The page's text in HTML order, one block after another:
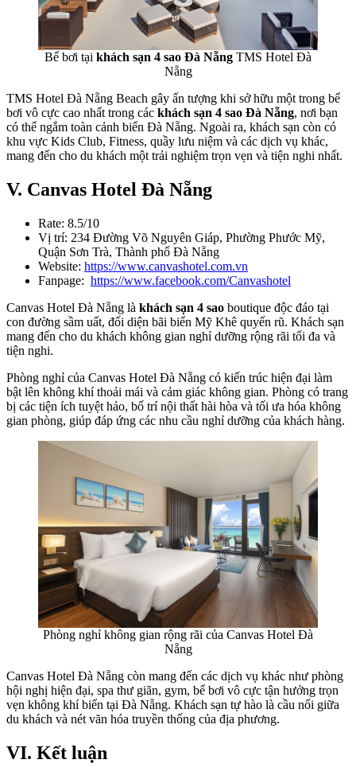
Bể bơi tại khách sạn 4 sao Đà Nẵng TMS Hotel Đà
Nẵng
TMS Hotel Đà Nẵng Beach gây ấn tượng khi sở hữu một trong bể
bơi vô cực cao nhất trong các khách sạn 4 sao Đà Nẵng, nơi bạn
có thể ngắm toàn cảnh biển Đà Nẵng. Ngoài ra, khách sạn còn có
khu vực Kids Club, Fitness, quầy lưu niệm và các dịch vụ khác,
mang đến cho du khách một trải nghiệm trọn vẹn và tiện nghi nhất.
V. Canvas Hotel Đà Nẵng
Rate: 8.5/10
Vị trí: 234 Đường Võ Nguyên Giáp, Phường Phước Mỹ,
Quận Sơn Trà, Thành phố Đà Nẵng
Website: https://www.canvashotel.com.vn
Fanpage: https://www.facebook.com/Canvashotel
Canvas Hotel Đà Nẵng là khách sạn 4 sao boutique độc đáo tại
con đường sầm uất, đối diện bãi biển Mỹ Khê quyến rũ. Khách sạn
mang đến cho du khách không gian nghỉ dưỡng rộng rãi tối đa và
tiện nghi.
Phòng nghỉ của Canvas Hotel Đà Nẵng có kiến trúc hiện đại làm
bật lên không khí thoải mái và cảm giác không gian. Phòng có trang
bị các tiện ích tuyệt hảo, bố trí nội thất hài hòa và tối ưa hóa không
gian phòng, giúp đáp ứng các nhu cầu nghỉ dưỡng của khách hàng.
Phòng nghỉ không gian rộng rãi của Canvas Hotel Đà
Nẵng
Canvas Hotel Đà Nẵng còn mang đến các dịch vụ khác như phòng
hội nghị hiện đại, spa thư giãn, gym, bể bơi vô cực tận hưởng trọn
vẹn không khí biển tại Đà Nẵng. Khách sạn tự hào là cầu nối giữa
du khách và nét văn hóa truyền thống của địa phương.
VI. Kết luận